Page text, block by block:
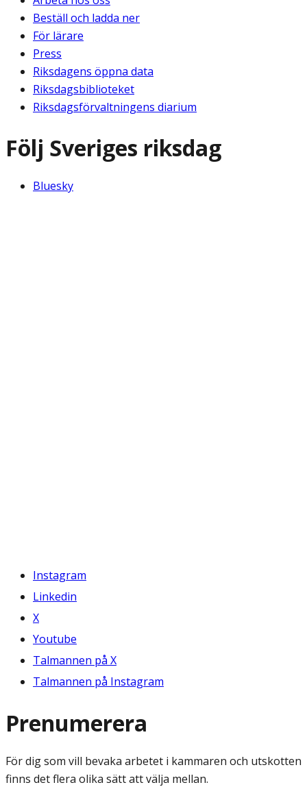
Beställ och ladda ner
För lärare
Press
Riksdagens öppna data
Riksdagsbiblioteket
Riksdagsförvaltningens diarium
Följ Sveriges riksdag
Bluesky
Instagram
Linkedin
X
Youtube
Talmannen på X
Talmannen på Instagram
Prenumerera
För dig som vill bevaka arbetet i kammaren och utskotten
finns det flera olika sätt att välja mellan.